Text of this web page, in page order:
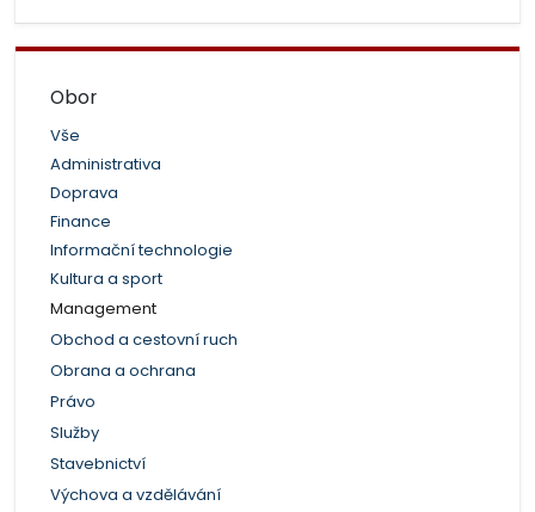
Obor
Vše
Administrativa
Doprava
Finance
Informační technologie
Kultura a sport
Management
Obchod a cestovní ruch
Obrana a ochrana
Právo
Služby
Stavebnictví
Výchova a vzdělávání